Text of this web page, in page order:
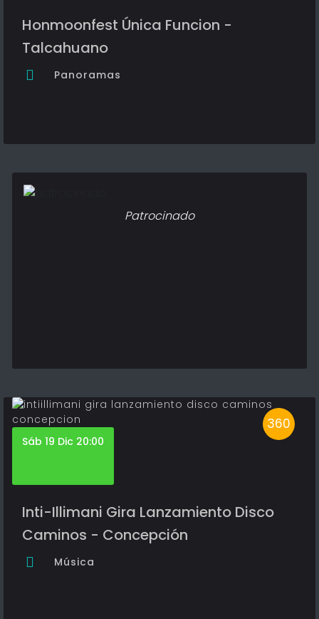
Honmoonfest Única Funcion -
Talcahuano
Panoramas
Patrocinado
360
Sáb 19 Dic 20:00
Inti-Illimani Gira Lanzamiento Disco
Caminos - Concepción
Música